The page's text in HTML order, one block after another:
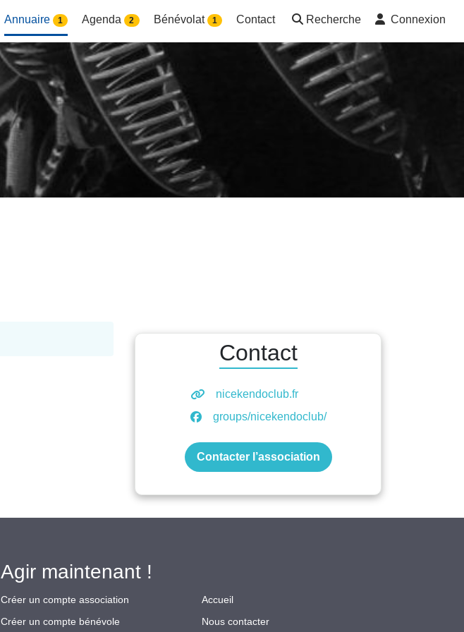
Annuaire 1 Agenda 2 Bénévolat 1 Contact Recherche Connexion
Contact
nicekendoclub.fr
groups/nicekendoclub/
Contacter l’association
Agir maintenant !
Créer un compte association
Créer un compte bénévole
Accueil
Nous contacter